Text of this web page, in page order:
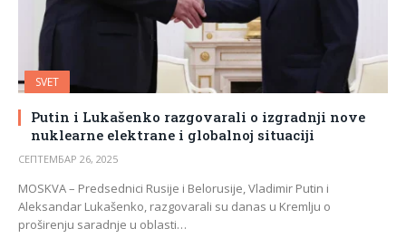
SVET
Putin i Lukašenko razgovarali o izgradnji nove
nuklearne elektrane i globalnoj situaciji
СЕПТЕМБАР 26, 2025
MOSKVA – Predsednici Rusije i Belorusije, Vladimir Putin i
Aleksandar Lukašenko, razgovarali su danas u Kremlju o
proširenju saradnje u oblasti…